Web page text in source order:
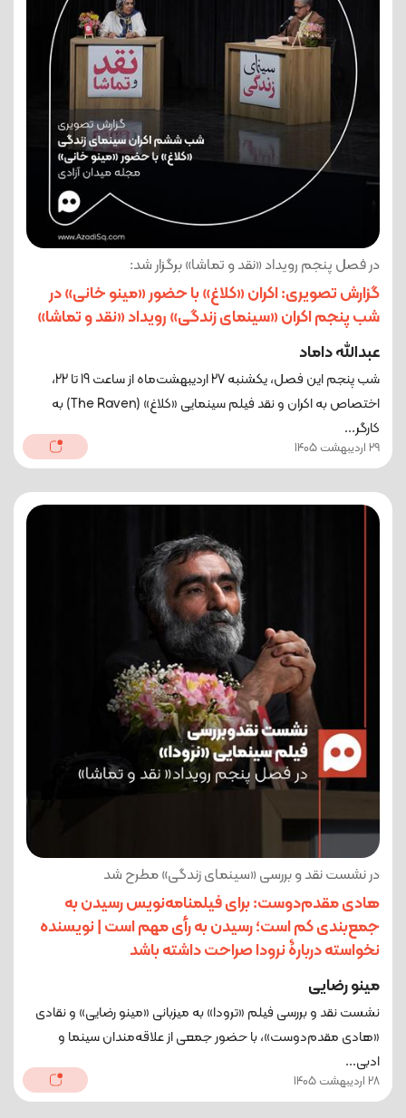
در فصل پنجم رویداد «نقد و تماشا» برگزار شد:
گزارش تصویری: اکران «کلاغ» با حضور «مینو خانی» در
شب پنجم اکران «سینمای زندگی» رویداد «نقد و تماشا»
عبدالله داماد
شب پنجم این فصل، یکشنبه 27 اردیبهشت‌ماه از ساعت 19 تا 22،
اختصاص به اکران و نقد فیلم سینمایی «کلاغ» (The Raven) به
کارگر...
29 اردیبهشت 1405
در نشست نقد و بررسی «سینمای زندگی» مطرح شد
هادی مقدم‌دوست: برای فیلمنامه‌نویس رسیدن به
جمع‌بندی کم است؛ رسیدن به رأی مهم است | نویسنده
نخواسته دربارۀ نرودا صراحت داشته باشد
مینو رضایی
نشست نقد و بررسی فیلم «ترودا» به میزبانی «مینو رضایی» و نقادی
«هادی مقدم‌دوست»، با حضور جمعی از علاقه‌مندان سینما و
ادبی...
28 اردیبهشت 1405